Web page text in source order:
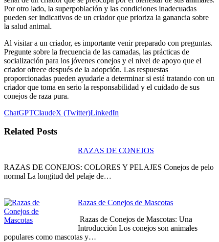
Por otro lado, la superpoblación y las condiciones inadecuadas
pueden ser indicativos de un criador que prioriza la ganancia sobre
la salud animal.
Al visitar a un criador, es importante venir preparado con preguntas.
Pregunte sobre la frecuencia de las camadas, las prácticas de
socialización para los jóvenes conejos y el nivel de apoyo que el
criador ofrece después de la adopción. Las respuestas
proporcionadas pueden ayudarle a determinar si está tratando con un
criador que toma en serio la responsabilidad y el cuidado de sus
conejos de raza pura.
ChatGPTClaudeX (Twitter)LinkedIn
Related Posts
RAZAS DE CONEJOS
RAZAS DE CONEJOS: COLORES Y PELAJES Conejos de pelo
normal La longitud del pelaje de…
Razas de Conejos de Mascotas
Razas de Conejos de Mascotas: Una
Introducción Los conejos son animales
populares como mascotas y…